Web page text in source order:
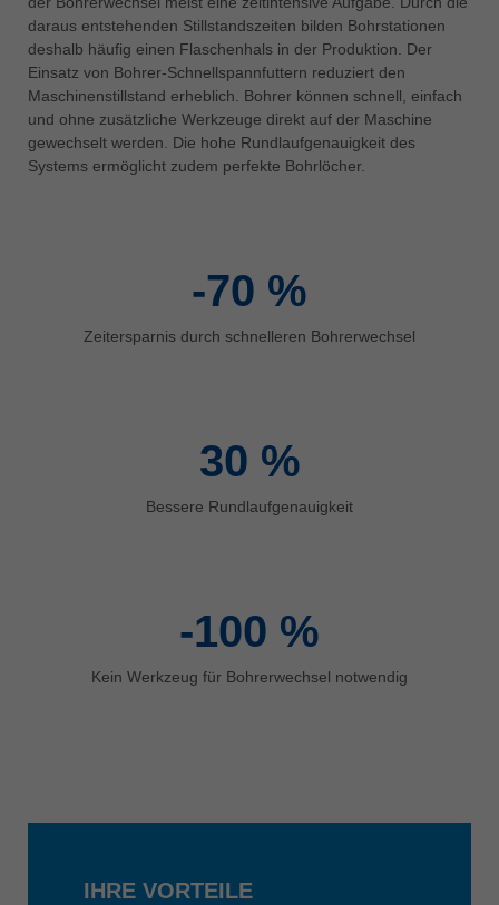
english
Việt Nam
tiếng việt
中国
yкраїнська
daraus entstehenden Stillstandszeiten bilden Bohrstationen
deshalb häufig einen Flaschenhals in der Produktion. Der
Einsatz von Bohrer-Schnellspannfuttern reduziert den
Maschinenstillstand erheblich. Bohrer können schnell, einfach
und ohne zusätzliche Werkzeuge direkt auf der Maschine
gewechselt werden. Die hohe Rundlaufgenauigkeit des
Systems ermöglicht zudem perfekte Bohrlöcher.
-70 %
Zeitersparnis durch schnelleren Bohrerwechsel
30 %
Bessere Rundlaufgenauigkeit
-100 %
Kein Werkzeug für Bohrerwechsel notwendig
IHRE VORTEILE